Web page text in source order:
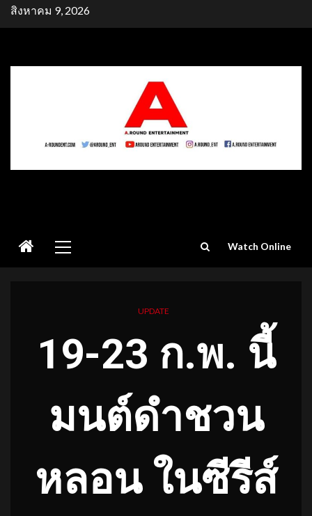
Skipสิงหาคม 9, 2026
Menu
Watch Online
UPDATE
19-23 ก.พ. นี้
มนต์ดำชวน
หลอน ในซีรีส์